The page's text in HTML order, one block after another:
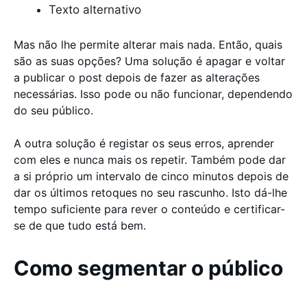
Texto alternativo
Mas não lhe permite alterar mais nada. Então, quais
são as suas opções? Uma solução é apagar e voltar
a publicar o post depois de fazer as alterações
necessárias. Isso pode ou não funcionar, dependendo
do seu público.
A outra solução é registar os seus erros, aprender
com eles e nunca mais os repetir. Também pode dar
a si próprio um intervalo de cinco minutos depois de
dar os últimos retoques no seu rascunho. Isto dá-lhe
tempo suficiente para rever o conteúdo e certificar-
se de que tudo está bem.
Como segmentar o público